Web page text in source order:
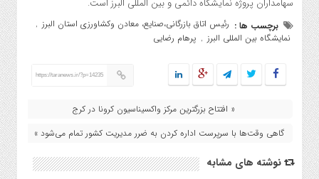
سهامداران پروژه نمایشگاه دائمی و بین المللی البرز است.
برچسب ها : رئیس اتاق بازرگانی،صنایع، معادن وکشاورزی استان البرز ,
نمایشگاه بین المللی البرز , پرهام رضایی
https://taranews.ir/?p=14235
« افتتاح بزرگترین مرکز واکسیناسیون کرونا در کرج
گاهی وقت‌ها با سرپرست اداره کردن به ضرر مدیریت کشور تمام می‌شود »
نوشته های مشابه